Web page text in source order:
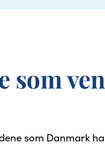
som
som Danmark